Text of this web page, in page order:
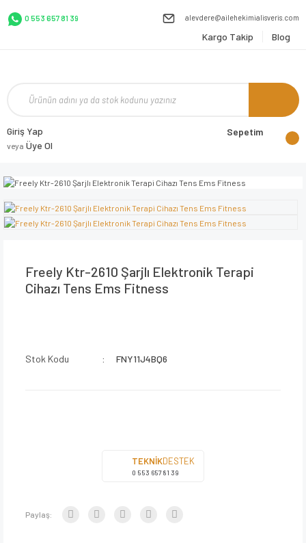
0 553 657 81 39 alevdere@ailehekimialisveris.com
Kargo Takip Blog
Giriş Yap
veya Üye Ol
Sepetim
Freely Ktr-2610 Şarjlı Elektronik Terapi
Cihazı Tens Ems Fitness
Stok Kodu FNY11J4BQ6
TEKNİKDESTEK
0 553 657 81 39
Paylaş: